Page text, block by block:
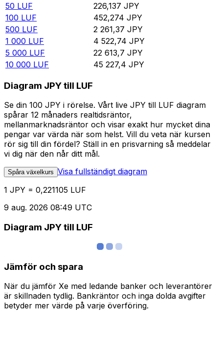
50 LUF 226,137 JPY
100 LUF 452,274 JPY
500 LUF 2 261,37 JPY
1 000 LUF 4 522,74 JPY
5 000 LUF 22 613,7 JPY
10 000 LUF 45 227,4 JPY
Diagram JPY till LUF
Se din 100 JPY i rörelse. Vårt live JPY till LUF diagram
spårar 12 månaders realtidsräntor,
mellanmarknadsräntor och visar exakt hur mycket dina
pengar var värda när som helst. Vill du veta när kursen
rör sig till din fördel? Ställ in en prisvarning så meddelar
vi dig när den når ditt mål.
Spåra växelkurs Visa fullständigt diagram
1 JPY = 0,221105 LUF
9 aug. 2026 08:49 UTC
Diagram JPY till LUF
Jämför och spara
När du jämför Xe med ledande banker och leverantörer
är skillnaden tydlig. Bankräntor och inga dolda avgifter
betyder mer värde på varje överföring.